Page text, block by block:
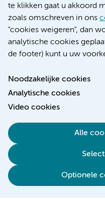
te klikken gaat u akkoord
zoals omschreven in ons
"cookies weigeren", dan
analytische cookies
de footer) kunt u uw
Noodzakelijke cookies
Analytische cookies
Video cookies
Alle
Optionele
Verwijzen &
Toegankelijkheidsverklaring
Responsible disclosure